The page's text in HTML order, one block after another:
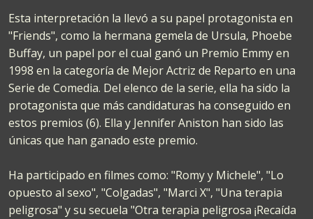
Esta interpretación la llevó a su papel protagonista en
"Friends", como la hermana gemela de Ursula, Phoebe
Buffay, un papel por el cual ganó un Premio Emmy en
1998 en la categoría de Mejor Actriz de Reparto en una
Serie de Comedia. Del elenco de la serie, ella ha sido la
protagonista que más candidaturas ha conseguido en
estos premios (6). Ella y Jennifer Aniston han sido las
únicas que han ganado este premio.
Ha participado en filmes como: "Romy y Michele", "Lo
opuesto al sexo", "Colgadas", "Marci X", "Una terapia
peligrosa" y su secuela "Otra terapia peligrosa ¡Recaída